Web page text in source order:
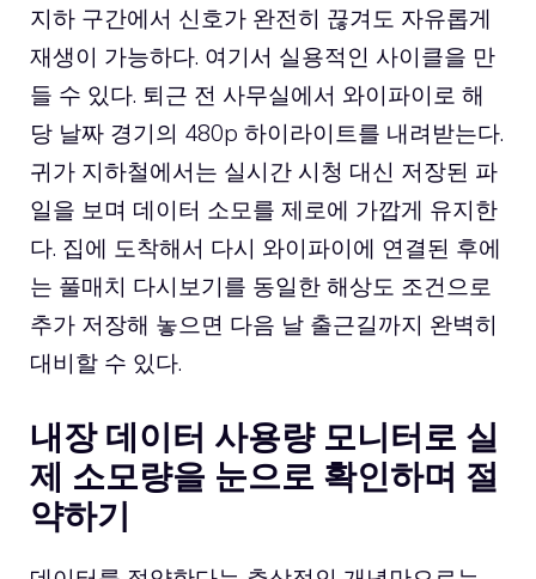
지하 구간에서 신호가 완전히 끊겨도 자유롭게
재생이 가능하다. 여기서 실용적인 사이클을 만
들 수 있다. 퇴근 전 사무실에서 와이파이로 해
당 날짜 경기의 480p 하이라이트를 내려받는다.
귀가 지하철에서는 실시간 시청 대신 저장된 파
일을 보며 데이터 소모를 제로에 가깝게 유지한
다. 집에 도착해서 다시 와이파이에 연결된 후에
는 풀매치 다시보기를 동일한 해상도 조건으로
추가 저장해 놓으면 다음 날 출근길까지 완벽히
대비할 수 있다.
내장 데이터 사용량 모니터로 실
제 소모량을 눈으로 확인하며 절
약하기